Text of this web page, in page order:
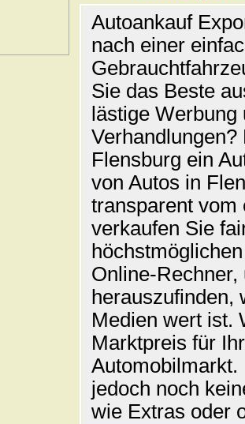
Autoankauf
nach einer
Sie das Beste
lästige
Flensburg ein
von Autos in
transparent vom
verkaufen Sie
Online-
herauszufinden,
Medien wert ist.
Marktpreis für
jedoch noch
wie Extras oder